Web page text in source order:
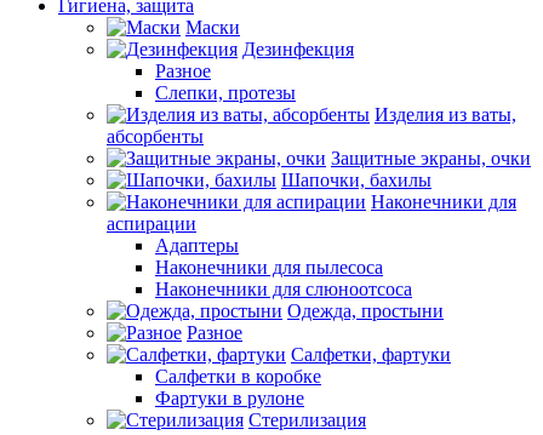
Гигиена, защита
Маски
Дезинфекция
Разное
Слепки, протезы
Изделия из ваты,
абсорбенты
Защитные экраны, очки
Шапочки, бахилы
Наконечники для
аспирации
Адаптеры
Наконечники для пылесоса
Наконечники для слюноотсоса
Одежда, простыни
Разное
Салфетки, фартуки
Салфетки в коробке
Фартуки в рулоне
Стерилизация